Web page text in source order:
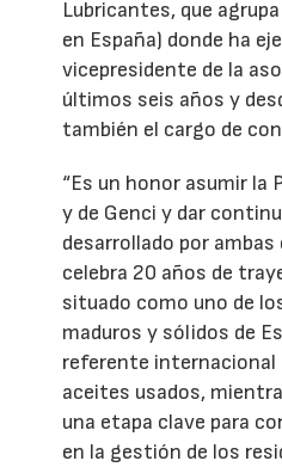
Lubricantes, que
en España) donde ha
vicepresidente de la
últimos seis años y
también el cargo de
“Es un honor asumir la
y de Genci y dar
desarrollado por
celebra 20 años de
situado como uno de
maduros y sólidos de
referente internacional
aceites usados,
una etapa clave para
en la gestión de los